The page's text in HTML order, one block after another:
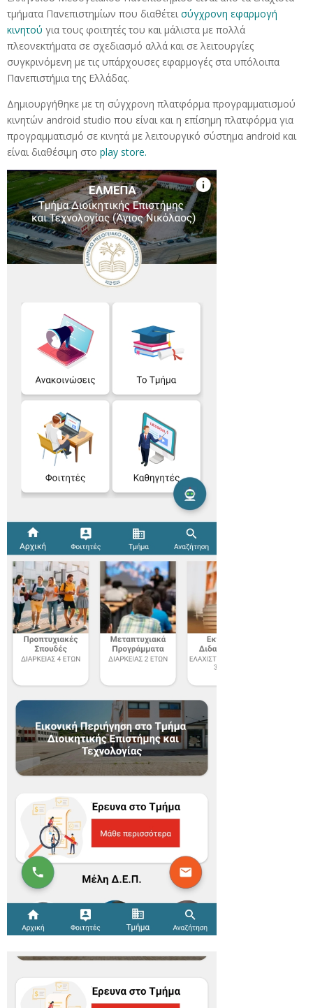
τμήματα Πανεπιστημίων που διαθέτεισύγχρονη εφαρμογή
κινητού για τους φοιτητές του και μάλιστα με πολλά
πλεονεκτήματα σε σχεδιασμό αλλά και σε λειτουργίες
συγκρινόμενη με τις υπάρχουσες εφαρμογές στα υπόλοιπα
Πανεπιστήμια της Ελλάδας.
Δημιουργήθηκε με τη σύγχρονη πλατφόρμα προγραμματισμού
κινητών android studio που είναι και η επίσημη πλατφόρμα για
προγραμματισμό σε κινητά με λειτουργικό σύστημα android και
είναι διαθέσιμη στο play store.